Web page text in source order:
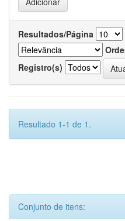
Resultados/Página
Registro(s)
Resultado 1-1 de 1.
Conjunto de itens: